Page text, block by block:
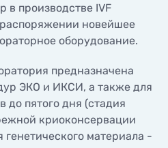
в производстве IVF
новейшее
оборудование.
предназначена
ЭКО и ИКСИ, а также для
до пятого дня (стадия
криоконсервации
материала -